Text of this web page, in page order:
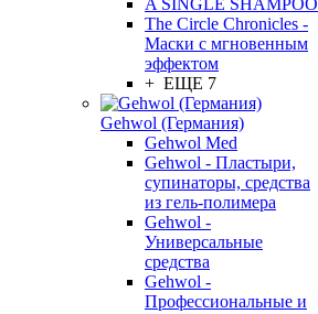
A SINGLE SHAMPOO
The Circle Chronicles -
Маски с мгновенным
эффектом
+ ЕЩЕ 7
Gehwol (Германия)
Gehwol Med
Gehwol - Пластыри,
супинаторы, средства
из гель-полимера
Gehwol -
Универсальные
средства
Gehwol -
Профессиональные и